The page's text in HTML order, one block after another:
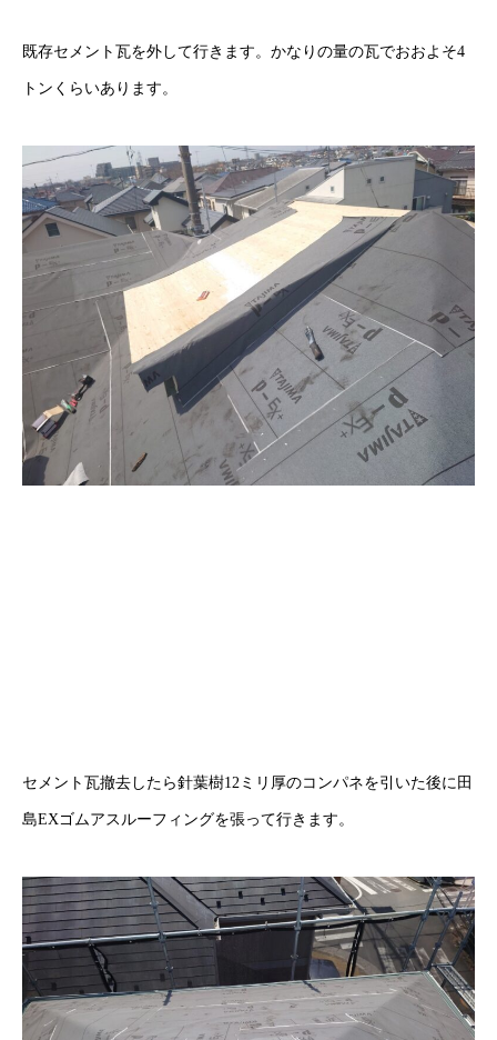
既存セメント瓦を外して行きます。かなりの量の瓦でおおよそ4
トンくらいあります。
セメント瓦撤去したら針葉樹12ミリ厚のコンパネを引いた後に田
島EXゴムアスルーフィングを張って行きます。